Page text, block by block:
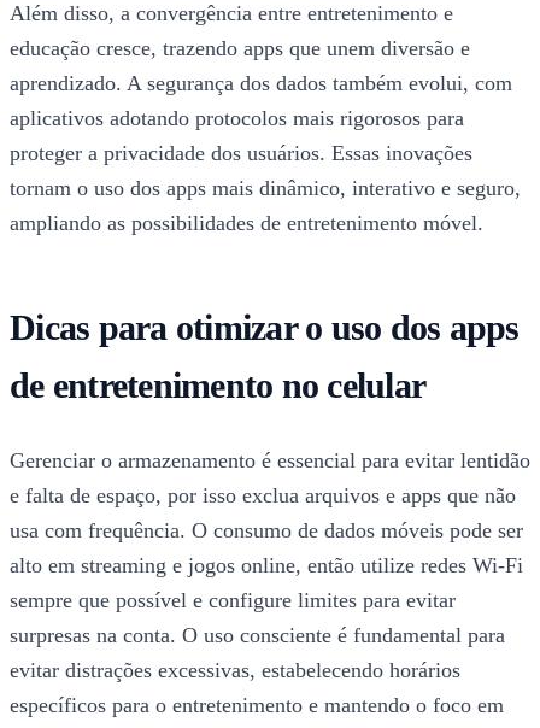
Além disso, a convergência entre entretenimento e
educação cresce, trazendo apps que unem diversão e
aprendizado. A segurança dos dados também evolui, com
aplicativos adotando protocolos mais rigorosos para
proteger a privacidade dos usuários. Essas inovações
tornam o uso dos apps mais dinâmico, interativo e seguro,
ampliando as possibilidades de entretenimento móvel.
Dicas para otimizar o uso dos apps
de entretenimento no celular
Gerenciar o armazenamento é essencial para evitar lentidão
e falta de espaço, por isso exclua arquivos e apps que não
usa com frequência. O consumo de dados móveis pode ser
alto em streaming e jogos online, então utilize redes Wi-Fi
sempre que possível e configure limites para evitar
surpresas na conta. O uso consciente é fundamental para
evitar distrações excessivas, estabelecendo horários
específicos para o entretenimento e mantendo o foco em